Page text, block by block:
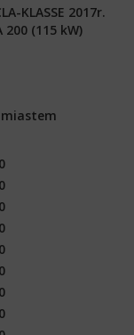
KLASSE 2017r.
200 (115 kW)